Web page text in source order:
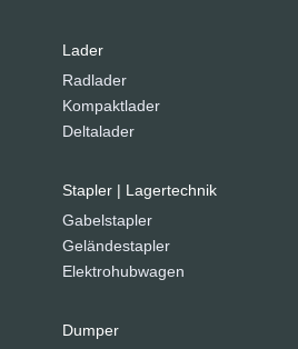
Lader
Radlader
Kompaktlader
Deltalader
Stapler | Lagertechnik
Gabelstapler
Geländestapler
Elektrohubwagen
Dumper